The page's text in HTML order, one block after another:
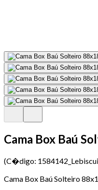
Cama Box Baú
(C�digo:
Cama Box Baú Solteiro